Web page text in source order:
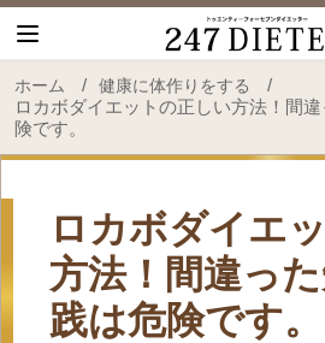
247 Dieter
ホーム / 健康に体作りをする
/
ロカボダイエットの正しい方法！間
険です。
ロカボダイエ
方法！間違っ
践は危険です。